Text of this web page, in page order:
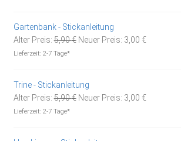
Gartenbank - Stickanleitung
Alter Preis: 5,90€ Ursprünglicher
Neuer Preis: 3,00 €Aktueller
Lieferzeit: 2-7 Tage*
Trine - Stickanleitung
Alter Preis: 5,90€ Ursprünglicher
Neuer Preis: 3,00 €Aktueller
Lieferzeit: 2-7 Tage*